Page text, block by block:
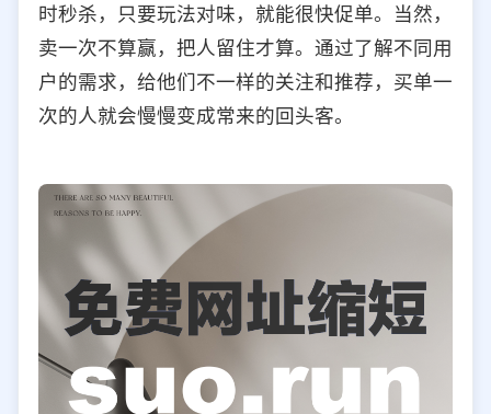
时秒杀，只要玩法对味，就能很快促单。当然，
卖一次不算赢，把人留住才算。通过了解不同用
户的需求，给他们不一样的关注和推荐，买单一
次的人就会慢慢变成常来的回头客。